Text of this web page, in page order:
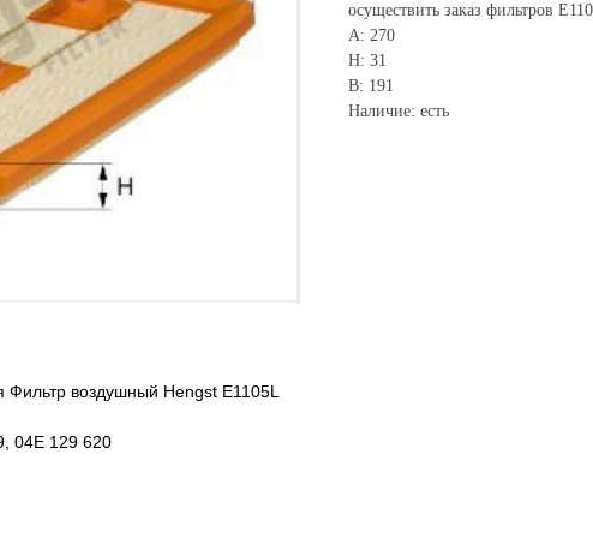
осуществить заказ фильтров
A: 270
H: 31
B: 191
Наличие: есть
Фильтр воздушный Hengst E1105L
04E 129 620